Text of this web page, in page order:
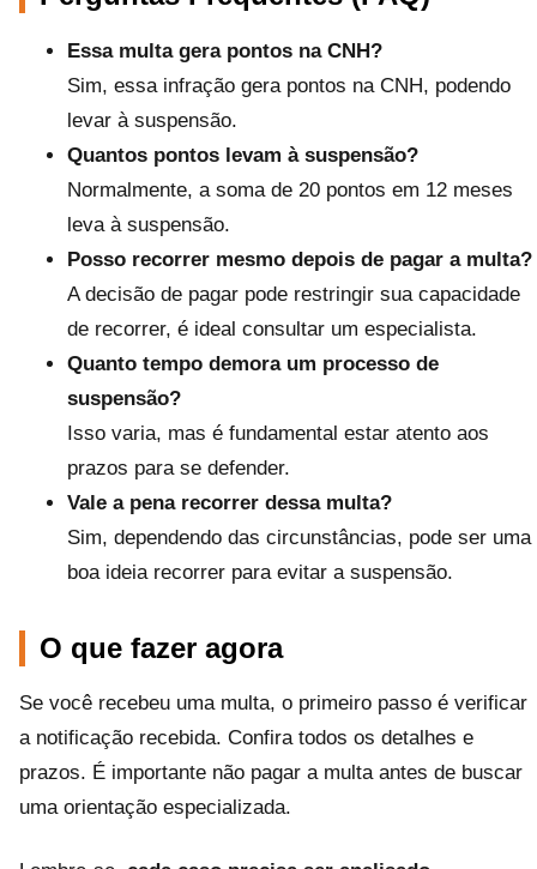
Essa multa gera pontos na CNH?
Sim, essa infração gera pontos na CNH, podendo
levar à suspensão.
Quantos pontos levam à suspensão?
Normalmente, a soma de 20 pontos em 12 meses
leva à suspensão.
Posso recorrer mesmo depois de pagar a multa?
A decisão de pagar pode restringir sua capacidade
de recorrer, é ideal consultar um especialista.
Quanto tempo demora um processo de
suspensão?
Isso varia, mas é fundamental estar atento aos
prazos para se defender.
Vale a pena recorrer dessa multa?
Sim, dependendo das circunstâncias, pode ser uma
boa ideia recorrer para evitar a suspensão.
O que fazer agora
Se você recebeu uma multa, o primeiro passo é verificar
a notificação recebida. Confira todos os detalhes e
prazos. É importante não pagar a multa antes de buscar
uma orientação especializada.